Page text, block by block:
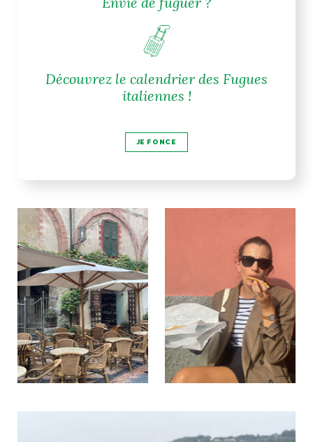
Découvrez le calendrier des Fugues
italiennes !
JE FONCE